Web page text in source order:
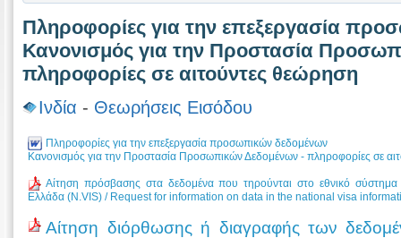
Πληροφορίες για την επεξεργασία
Κανονισμός για την Προστασία
πληροφορίες σε αιτούντες θεώρηση
Ινδία - Θεωρήσεις Εισόδου
Πληροφορίες για την επεξεργασία προσωπικών δεδομένων
Κανονισμός για την Προστασία Προσωπικών Δεδομένων - πληροφορίες σε
Αίτηση πρόσβασης στα δεδομένα που τηρούνται στο εθνικό σύστημα
Ελλάδα (N.VIS) / Request for information on data in the national visa
Αίτηση διόρθωσης ή διαγραφής των